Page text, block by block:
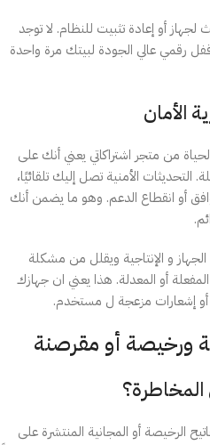
أو إعادة تثبيت للنظام. لا توجد
رقمي عالي الجودة لبيتك مرة واحدة
الأمان
ويندوز 11 برو مدى الحياة من متجر اشتراكاتي يعني أنك على
الأمنية تصل إليك تلقائيًا،
أو انقطاع الدعم. وهو ما يضمن أنك
الجهاز و الإنتاجية ويقلل من مشكلة
أو المعدلة. هذا يعني ان جهازك
إشعارات مزعجة ل مستخدم.
ورخيصة أو مقرصنة
الرخيصة أو المجانية المنتشرة على